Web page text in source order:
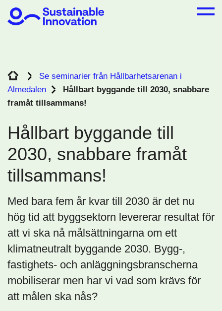
Se seminarier från Hållbarhetsarenan i
Almedalen
Hållbart byggande till 2030, snabbare
framåt tillsammans!
Hållbart byggande till
2030, snabbare framåt
tillsammans!
Med bara fem år kvar till 2030 är det nu
hög tid att byggsektorn levererar resultat för
att vi ska nå målsättningarna om ett
klimatneutralt byggande 2030. Bygg-,
fastighets- och anläggningsbranscherna
mobiliserar men har vi vad som krävs för
att målen ska nås?